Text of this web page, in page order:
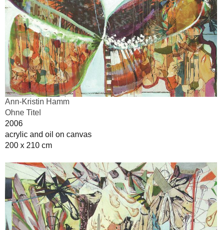
Ann-Kristin Hamm
Ohne Titel
2006
acrylic and oil on canvas
200 x 210 cm